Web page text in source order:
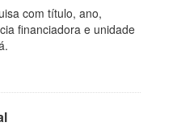
com título, ano,
financiadora e unidade